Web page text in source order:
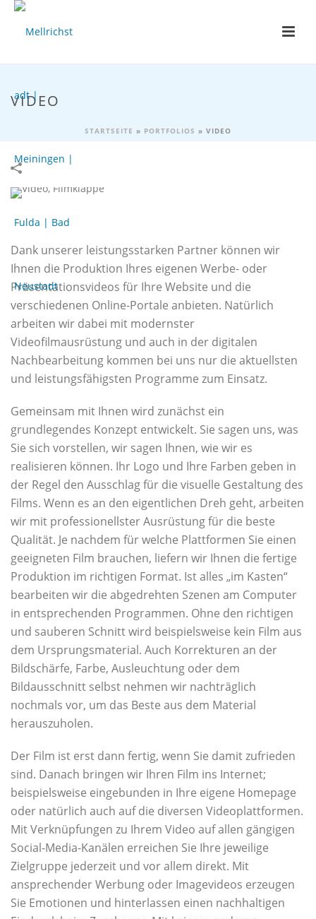
VIDEO
STARTSEITE » PORTFOLIOS » VIDEO
Dank unserer leistungsstarken Partner können wir
Ihnen die Produktion Ihres eigenen Werbe- oder
Präsentationsvideos für Ihre Website und die
verschiedenen Online-Portale anbieten. Natürlich
arbeiten wir dabei mit modernster
Videofilmausrüstung und auch in der digitalen
Nachbearbeitung kommen bei uns nur die aktuellsten
und leistungsfähigsten Programme zum Einsatz.
Gemeinsam mit Ihnen wird zunächst ein
grundlegendes Konzept entwickelt. Sie sagen uns, was
Sie sich vorstellen, wir sagen Ihnen, wie wir es
realisieren können. Ihr Logo und Ihre Farben geben in
der Regel den Ausschlag für die visuelle Gestaltung des
Films. Wenn es an den eigentlichen Dreh geht, arbeiten
wir mit professionellster Ausrüstung für die beste
Qualität. Je nachdem für welche Plattformen Sie einen
geeigneten Film brauchen, liefern wir Ihnen die fertige
Produktion im richtigen Format. Ist alles „im Kasten“
bearbeiten wir die abgedrehten Szenen am Computer
in entsprechenden Programmen. Ohne den richtigen
und sauberen Schnitt wird beispielsweise kein Film aus
dem Ursprungsmaterial. Auch Korrekturen an der
Bildschärfe, Farbe, Ausleuchtung oder dem
Bildausschnitt selbst nehmen wir nachträglich
nochmals vor, um das Beste aus dem Material
herauszuholen.
Der Film ist erst dann fertig, wenn Sie damit zufrieden
sind. Danach bringen wir Ihren Film ins Internet;
beispielsweise eingebunden in Ihre eigene Homepage
oder natürlich auch auf die diversen Videoplattformen.
Mit Verknüpfungen zu Ihrem Video auf allen gängigen
Social-Media-Kanälen erreichen Sie Ihre jeweilige
Zielgruppe jederzeit und vor allem direkt. Mit
ansprechender Werbung oder Imagevideos erzeugen
Sie Emotionen und hinterlassen einen nachhaltigen